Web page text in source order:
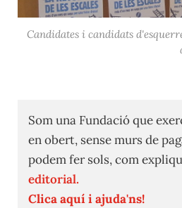
Candidates i candidats
Som una Fundació que
en obert, sense murs de
podem fer sols, com
editorial.
Clica aquí i ajuda'ns!